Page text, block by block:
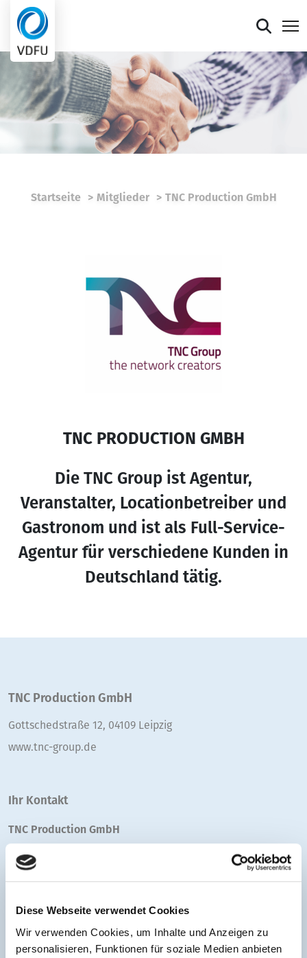
Diese Webseite verwendet Cookies
Wir verwenden Cookies, um Inhalte und Anzeigen zu
personalisieren, Funktionen für soziale Medien anbieten
Mitgliederportal
Verband
Mitglieder
Startseite Mitglieder TNC Production GmbH
TNC PRODUCTION GMBH
Die TNC Group ist Agentur,
Veranstalter, Locationbetreiber und
Gastronom und ist als Full-Service-
Agentur für verschiedene Kunden in
Deutschland tätig.
TNC Production GmbH
Gottschedstraße 12, 04109 Leipzig
www.tnc-group.de
Ihr Kontakt
TNC Production GmbH
+49 341 355850 20
E-Mail senden